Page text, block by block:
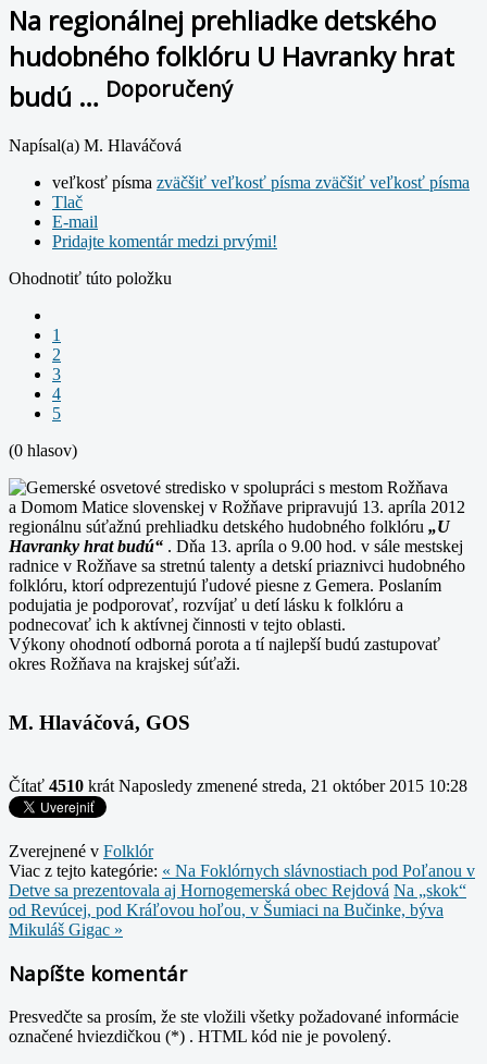
Na regionálnej prehliadke detského
hudobného folklóru U Havranky hrat
budú … Doporučený
Napísal(a) M. Hlaváčová
veľkosť písma zväčšiť veľkosť písma zväčšiť veľkosť písma
Tlač
E-mail
Pridajte komentár medzi prvými!
Ohodnotiť túto položku
1
2
3
4
5
(0 hlasov)
Gemerské osvetové stredisko v spolupráci s mestom Rožňava
a Domom Matice slovenskej v Rožňave pripravujú 13. apríla 2012
regionálnu súťažnú prehliadku detského hudobného folklóru „U
Havranky hrat budú“ . Dňa 13. apríla o 9.00 hod. v sále mestskej
radnice v Rožňave sa stretnú talenty a detskí priaznivci hudobného
folklóru, ktorí odprezentujú ľudové piesne z Gemera. Poslaním
podujatia je podporovať, rozvíjať u detí lásku k folklóru a
podnecovať ich k aktívnej činnosti v tejto oblasti.
Výkony ohodnotí odborná porota a tí najlepší budú zastupovať
okres Rožňava na krajskej súťaži.
M. Hlaváčová, GOS
Čítať 4510 krát Naposledy zmenené streda, 21 október 2015 10:28
Zverejnené v Folklór
Viac z tejto kategórie: « Na Foklórnych slávnostiach pod Poľanou v
Detve sa prezentovala aj Hornogemerská obec Rejdová Na „skok“
od Revúcej, pod Kráľovou hoľou, v Šumiaci na Bučinke, býva
Mikuláš Gigac »
Napíšte komentár
Presvedčte sa prosím, že ste vložili všetky požadované informácie
označené hviezdičkou (*) . HTML kód nie je povolený.